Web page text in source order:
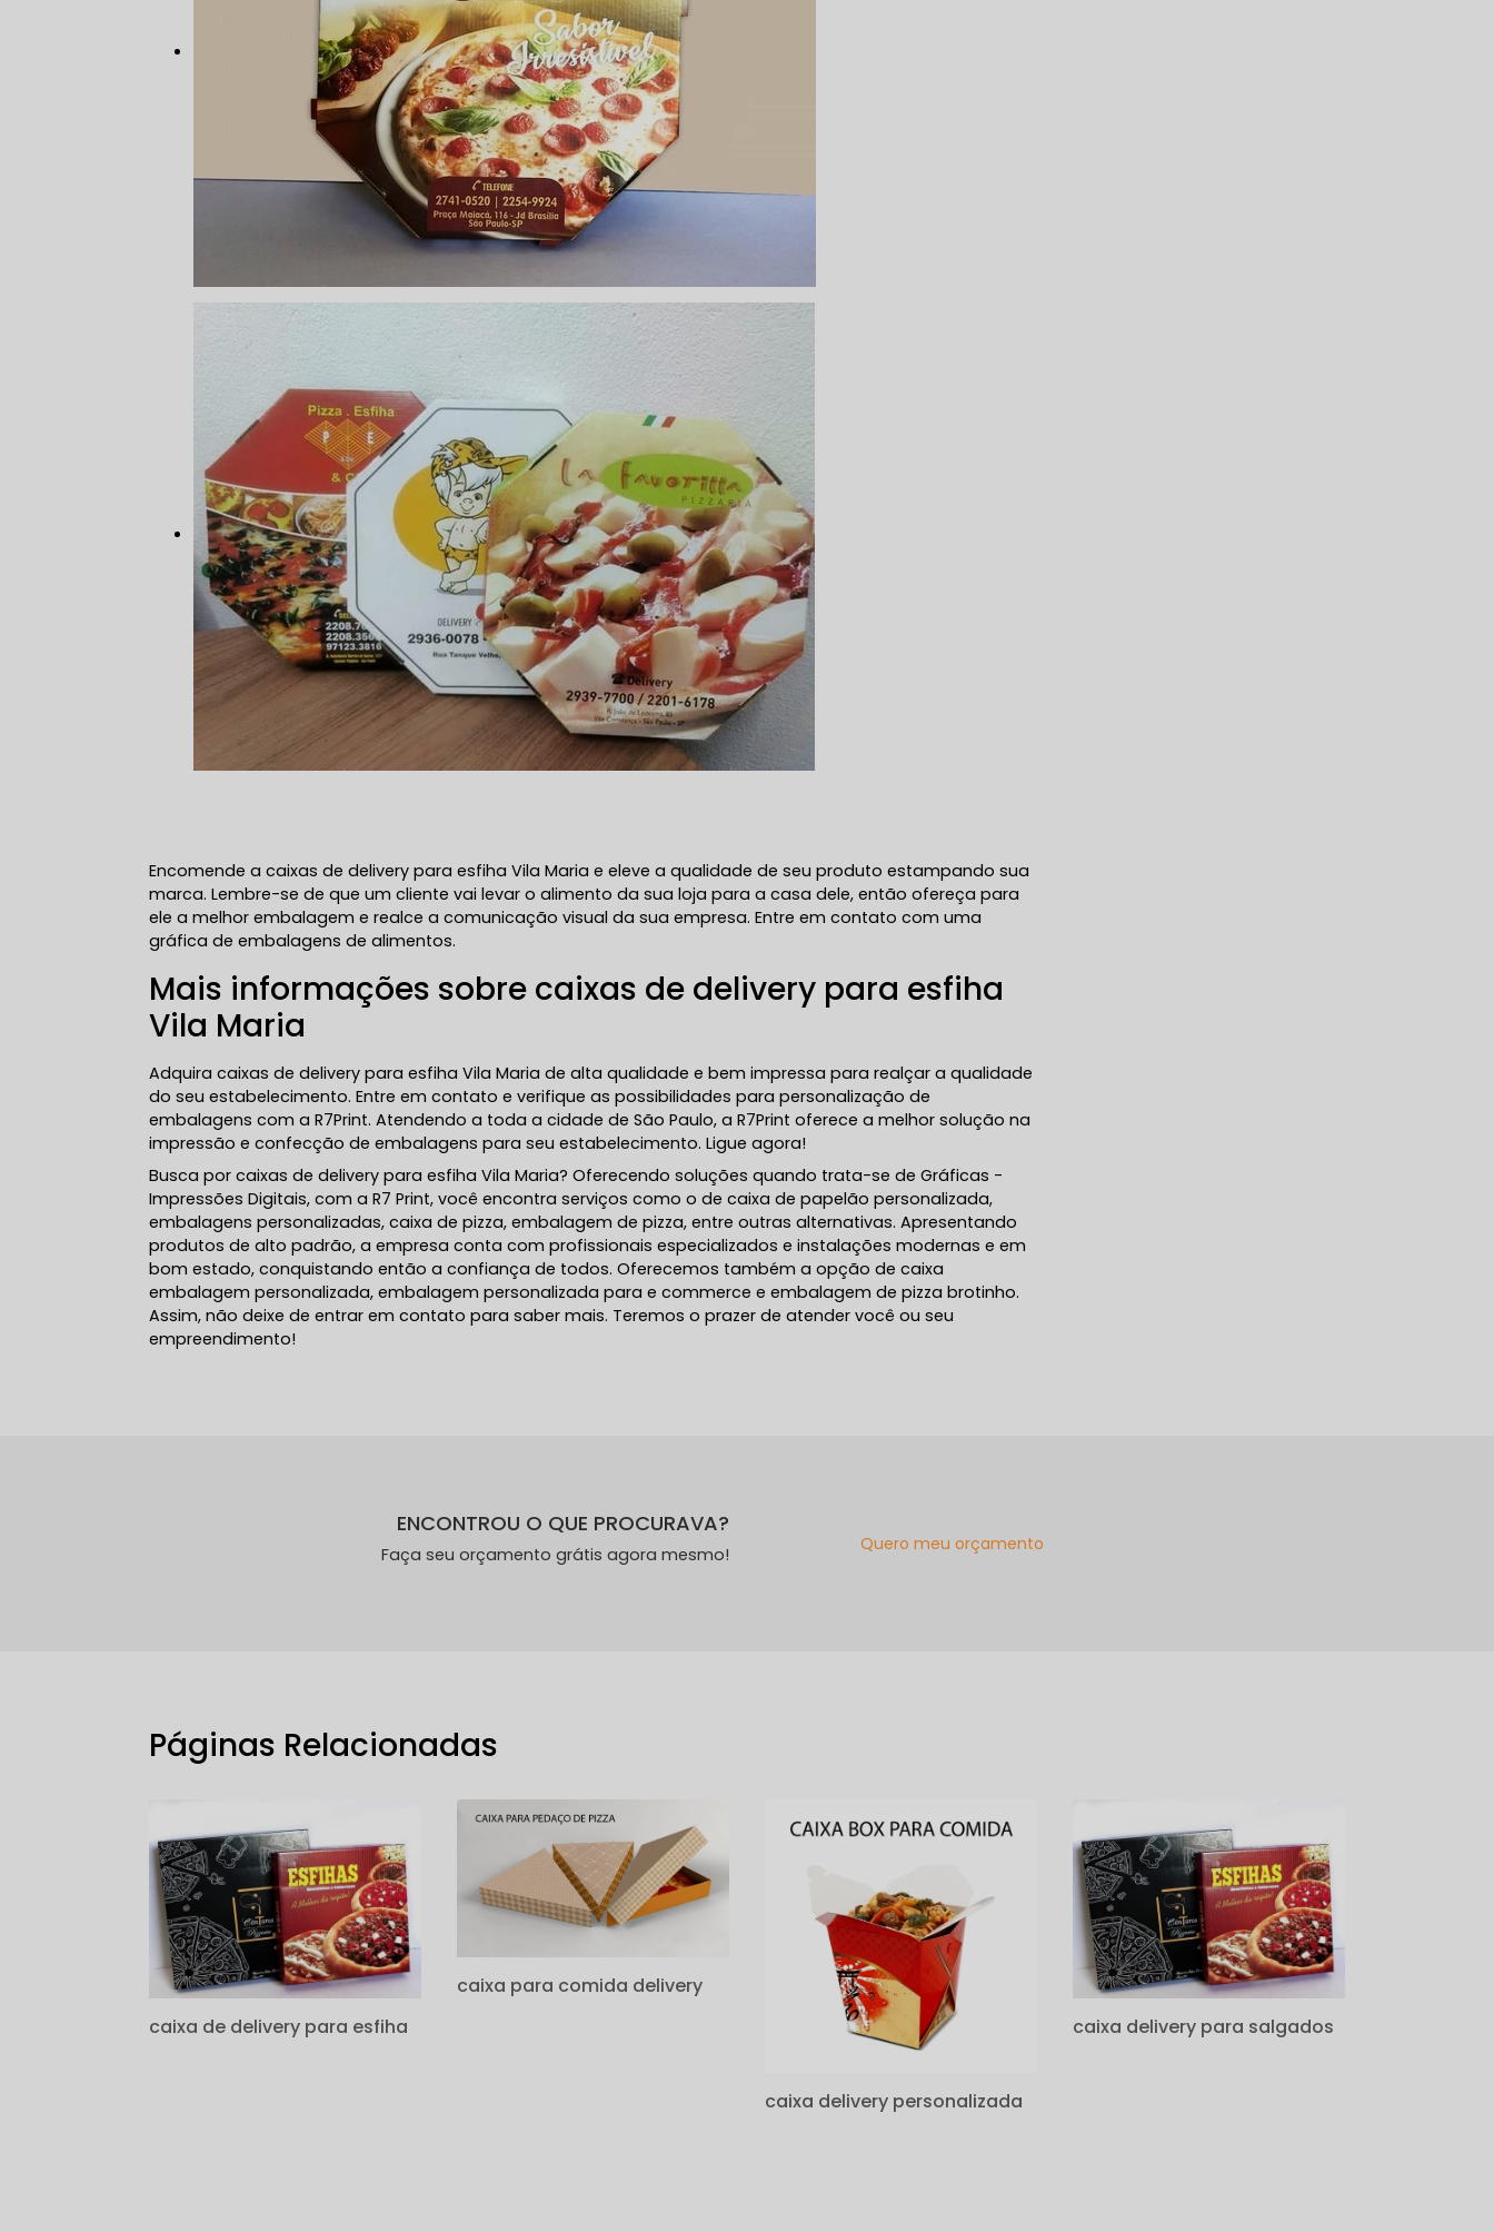
Encomende a caixas de delivery para esfiha Vila Maria e eleve a qualidade de seu produto estampando sua
marca. Lembre-se de que um cliente vai levar o alimento da sua loja para a casa dele, então ofereça para
ele a melhor embalagem e realce a comunicação visual da sua empresa. Entre em contato com uma
gráfica de embalagens de alimentos.
Mais informações sobre caixas de delivery para esfiha
Vila Maria
Adquira caixas de delivery para esfiha Vila Maria de alta qualidade e bem impressa para realçar a qualidade
do seu estabelecimento. Entre em contato e verifique as possibilidades para personalização de
embalagens com a R7Print. Atendendo a toda a cidade de São Paulo, a R7Print oferece a melhor solução na
impressão e confecção de embalagens para seu estabelecimento. Ligue agora!
Busca por caixas de delivery para esfiha Vila Maria? Oferecendo soluções quando trata-se de Gráficas -
Impressões Digitais, com a R7 Print, você encontra serviços como o de caixa de papelão personalizada,
embalagens personalizadas, caixa de pizza, embalagem de pizza, entre outras alternativas. Apresentando
produtos de alto padrão, a empresa conta com profissionais especializados e instalações modernas e em
bom estado, conquistando então a confiança de todos. Oferecemos também a opção de caixa
embalagem personalizada, embalagem personalizada para e commerce e embalagem de pizza brotinho.
Assim, não deixe de entrar em contato para saber mais. Teremos o prazer de atender você ou seu
empreendimento!
ENCONTROU O QUE PROCURAVA?
Faça seu orçamento grátis agora mesmo!
Quero meu orçamento
Páginas Relacionadas
caixa de delivery para esfiha
caixa para comida delivery
caixa delivery personalizada
caixa delivery para salgados